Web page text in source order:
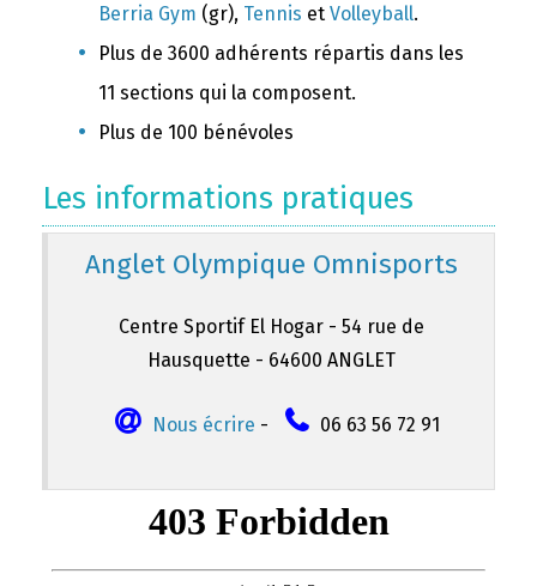
Berria Gym (gr), Tennis et Volleyball.
Plus de 3600 adhérents répartis dans les
11 sections qui la composent.
Plus de 100 bénévoles
Les informations pratiques
Anglet Olympique Omnisports
Centre Sportif El Hogar - 54 rue de
Hausquette - 64600 ANGLET
Nous écrire - 06 63 56 72 91